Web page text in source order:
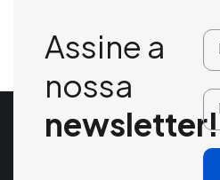
Assine a
nossa
newsletter!